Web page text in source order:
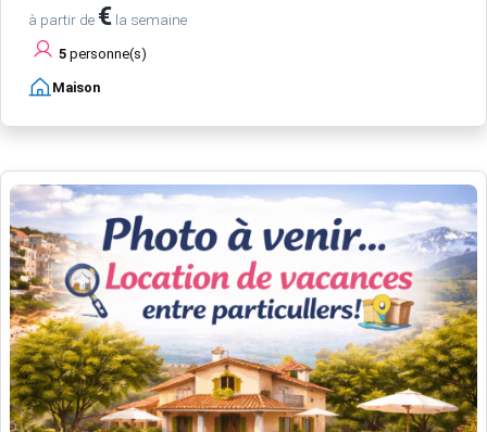
à partir de € la semaine
5 personne(s)
Maison